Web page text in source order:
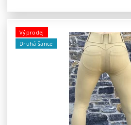
Výprodej
Druhá šance